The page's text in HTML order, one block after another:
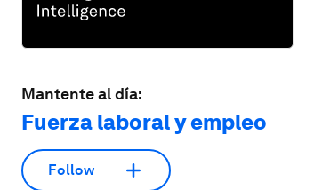
Mantente al día:
Fuerza laboral y empleo
Follow